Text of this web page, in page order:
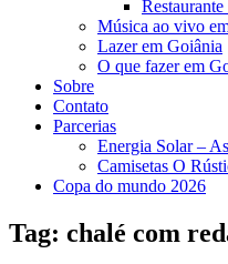
Música ao vivo
Lazer em Goiânia
O que fazer em
Sobre
Contato
Parcerias
Energia Solar –
Camisetas O
Copa do mundo 2026
Tag: chalé com